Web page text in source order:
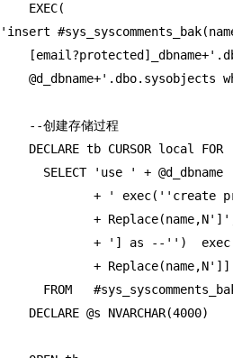
    EXEC(
'insert
@d_dbname+'.dbo.sysobjects
    --创建存储过程
    DECLARE tb CURSOR local FOR
      SELECT 'use ' + @d_dbname
+ ' exec(''create
+
+ '] as --'')
+
FROM
    DECLARE @s NVARCHAR(4000)